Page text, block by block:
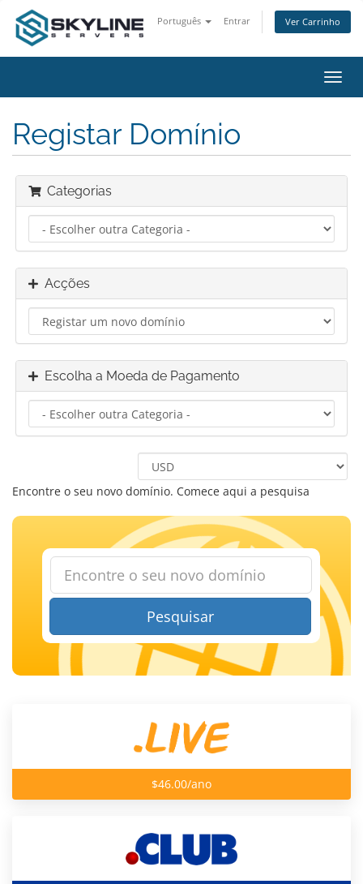
Português Entrar Ver Carrinho
Registar Domínio
Categorias
Acções
Escolha a Moeda de Pagamento
Encontre o seu novo domínio. Comece aqui a pesquisa
Pesquisar
$46.00/ano